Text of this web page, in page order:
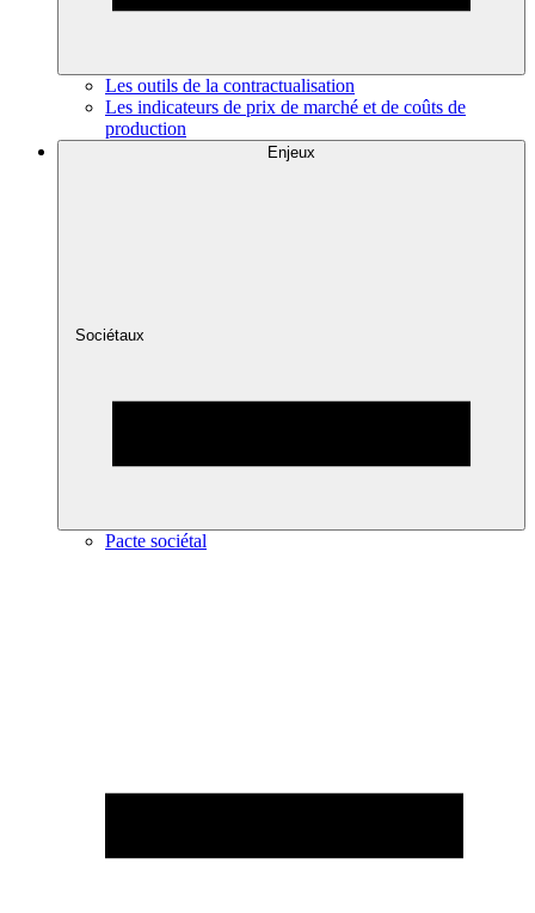
Les outils de la contractualisation
Les indicateurs de prix de marché et de coûts de
production
Enjeux
Sociétaux
Pacte sociétal